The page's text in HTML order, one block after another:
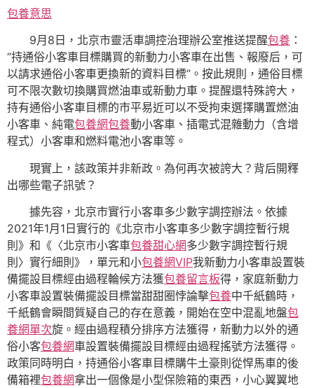
包養意思
9月8日，北京市靈活車調控治理辦公室推送提醒包養 ：
“持通俗小客車目標購買的新動力小客車在出售、報廢后，可
以請求通俗小客車更換新的資料目標”。按此規則，通俗目標
可不限次數切換購買燃油車或新動力車。提醒還特殊誇大，
持有通俗小客車目標的市平易近可以不受拘束選擇購置燃油
小客車、純電包養網包養動小客車、插電式混雜動力（含增
程式）小客車和燃料電池小客車等。
現實上，該政策并非新政。為何再次被誇大？背后開釋
出哪些電子訊號？
據先容，北京市實行小客車多少數字調控辦法。依據
2021年1月1日實行的《北京市小客車多少數字調控暫行規
則》和《〈北京市小客車包養甜心網多少數字調控暫行規
則〉實行細則》，單元和小包養網VIP我新動力小客車設置裝
備擺設目標經由過程輪候方法獲包養留言板得，家庭新動力
小客車設置裝備擺設目標當甜甜圈悖論擊包養中千紙鶴時，
千紙鶴會瞬間質疑自己的存在意義，開始在空中混亂地盤包
養網單次旋。經由過程積分排序方法獲得，新動力以外的通
俗小客包養網車設置裝備擺設目標經由過程搖號方法獲得。
政策同時明白，持通俗小客車目標購牛土豪則從悍馬車的後
備箱裡包養網拿出一個像是小型保險箱的東西，小心翼翼地